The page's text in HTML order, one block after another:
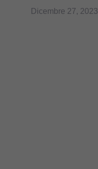
Dicembre 27, 2023